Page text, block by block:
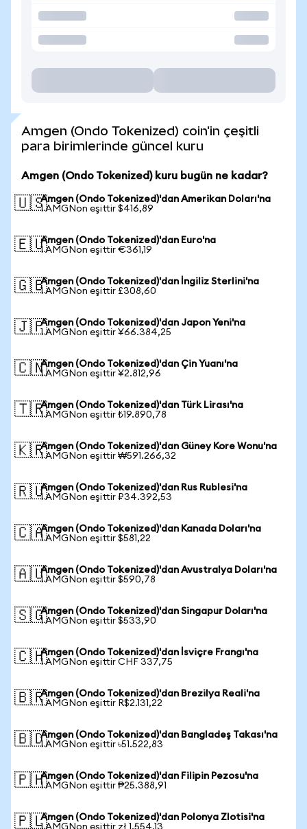
Amgen (Ondo Tokenized) coin'in çeşitli
para birimlerinde güncel kuru
Amgen (Ondo Tokenized) kuru bugün ne kadar?
🇺🇸Amgen (Ondo Tokenized)'dan Amerikan Doları'na
1 AMGNon eşittir $416,89
🇪🇺Amgen (Ondo Tokenized)'dan Euro'na
1 AMGNon eşittir €361,19
🇬🇧Amgen (Ondo Tokenized)'dan İngiliz Sterlini'na
1 AMGNon eşittir £308,60
🇯🇵Amgen (Ondo Tokenized)'dan Japon Yeni'na
1 AMGNon eşittir ¥66.384,25
🇨🇳Amgen (Ondo Tokenized)'dan Çin Yuanı'na
1 AMGNon eşittir ¥2.812,96
🇹🇷Amgen (Ondo Tokenized)'dan Türk Lirası'na
1 AMGNon eşittir ₺19.890,78
🇰🇷Amgen (Ondo Tokenized)'dan Güney Kore Wonu'na
1 AMGNon eşittir ₩591.266,32
🇷🇺Amgen (Ondo Tokenized)'dan Rus Rublesi'na
1 AMGNon eşittir ₽34.392,53
🇨🇦Amgen (Ondo Tokenized)'dan Kanada Doları'na
1 AMGNon eşittir $581,22
🇦🇺Amgen (Ondo Tokenized)'dan Avustralya Doları'na
1 AMGNon eşittir $590,78
🇸🇬Amgen (Ondo Tokenized)'dan Singapur Doları'na
1 AMGNon eşittir $533,90
🇨🇭Amgen (Ondo Tokenized)'dan İsviçre Frangı'na
1 AMGNon eşittir CHF 337,75
🇧🇷Amgen (Ondo Tokenized)'dan Brezilya Reali'na
1 AMGNon eşittir R$2.131,22
🇧🇩Amgen (Ondo Tokenized)'dan Bangladeş Takası'na
1 AMGNon eşittir ৳51.522,83
🇵🇭Amgen (Ondo Tokenized)'dan Filipin Pezosu'na
1 AMGNon eşittir ₱25.388,91
🇵🇱Amgen (Ondo Tokenized)'dan Polonya Zlotisi'na
1 AMGNon eşittir zł 1.554,13